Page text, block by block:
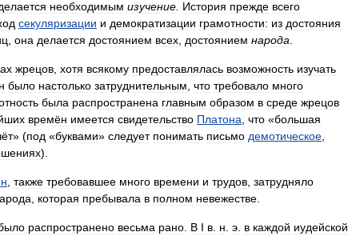
необходимым изучение. История прежде всего
секуляризации и демократизации грамотности: из достояния
, она делается достоянием всех, достоянием народа.
жрецов, хотя всякому предоставлялась возможность изучать
было настолько затруднительным, что требовало много
была распространена главным образом в среде жрецов
времён имеется свидетельство Платона, что «большая
» (под «буквами» следует понимать письмо демотическое,
).
, также требовавшее много времени и трудов, затрудняло
, которая пребывала в полном невежестве.
распространено весьма рано. В I в. н. э. в каждой иудейской